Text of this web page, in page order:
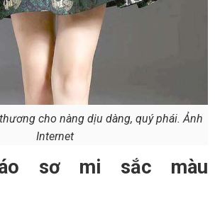
cho nàng dịu dàng, quý phái. Ảnh
Internet
sơ mi sắc màu